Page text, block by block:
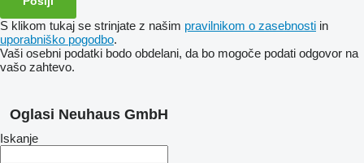
S klikom tukaj se strinjate z našim pravilnikom o zasebnosti in
uporabniško pogodbo.
Vaši osebni podatki bodo obdelani, da bo mogoče podati odgovor na
vašo zahtevo.
Oglasi Neuhaus GmbH
Iskanje